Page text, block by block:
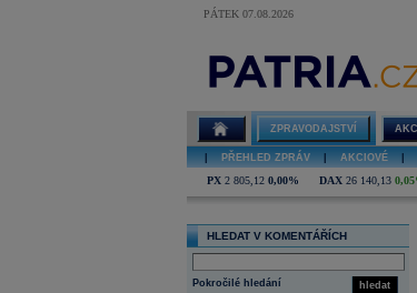
PÁTEK 07.08.2026
ZPRAVODAJSTVÍ
PŘEHLED ZPRÁV AKCIOVÉ
PX 2 805,12 0,00% DAX 26 140,13
HLEDAT V KOMENTÁŘÍCH
hledat
Pokročilé hledání